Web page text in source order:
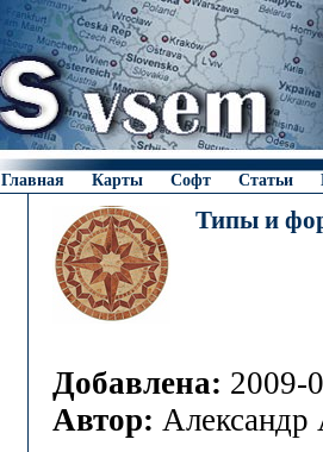
Главная Карты Софт Статьи
Типы и
Добавлена: 2009-
Автор: Александр